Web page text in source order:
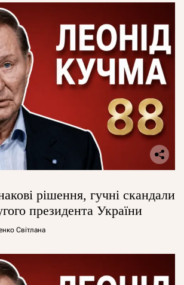
рішення, гучні скандали
президента України
Світлана